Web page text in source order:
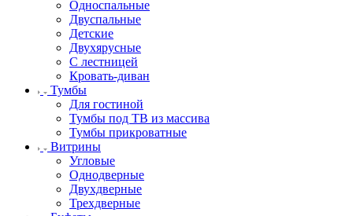
Односпальные
Двуспальные
Детские
Двухярусные
С лестницей
Кровать-диван
Тумбы
Для гостиной
Тумбы под ТВ из массива
Тумбы прикроватные
Витрины
Угловые
Однодверные
Двухдверные
Трехдверные